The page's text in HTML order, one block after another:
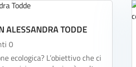
ALESSANDRA TODDE
0
ecologica? L’obiettivo che ci